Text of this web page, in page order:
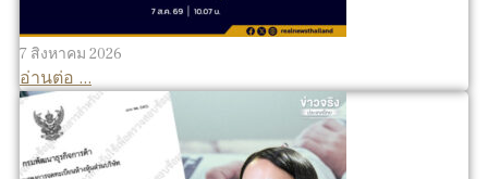
7 สิงหาคม 2026
อ่านต่อ ...